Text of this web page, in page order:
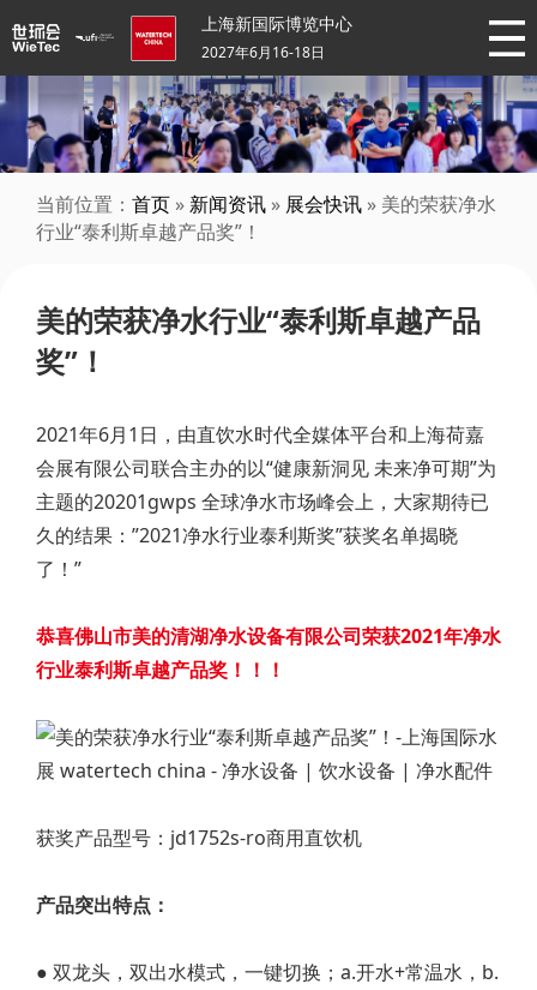
上海新国际博览中心
2027年6月16-18日
当前位置： 首页 » 新闻资讯 » 展会快讯 » 美的荣获净水
行业“泰利斯卓越产品奖”！
美的荣获净水行业“泰利斯卓越产品
奖”！
2021年6月1日，由直饮水时代全媒体平台和上海荷嘉
会展有限公司联合主办的以“健康新洞见 未来净可期”为
主题的20201gwps 全球净水市场峰会上，大家期待已
久的结果：”2021净水行业泰利斯奖”获奖名单揭晓
了！”
恭喜佛山市美的清湖净水设备有限公司荣获2021年净水
行业泰利斯卓越产品奖！！！
获奖产品型号：jd1752s-ro商用直饮机
产品突出特点：
● 双龙头，双出水模式，一键切换；a.开水+常温水，b.